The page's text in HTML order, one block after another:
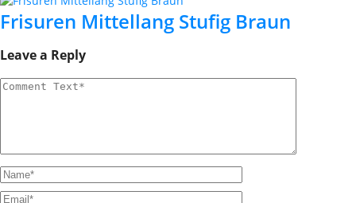
Frisuren Mittellang Stufig Braun
Leave a Reply